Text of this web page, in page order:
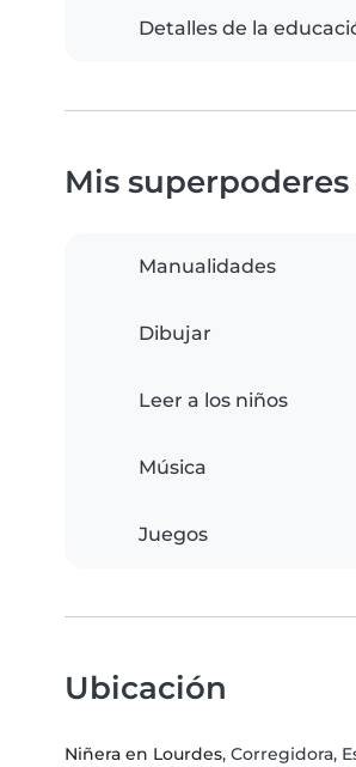
Detalles de la
Mis
Manualidades
Dibujar
Leer a los niños
Música
Juegos
Ubicación
Niñera en Lourdes, Corregidora,